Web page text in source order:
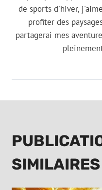
de sports d'hiver,
profiter des
partagerai mes
SIMILAIRES